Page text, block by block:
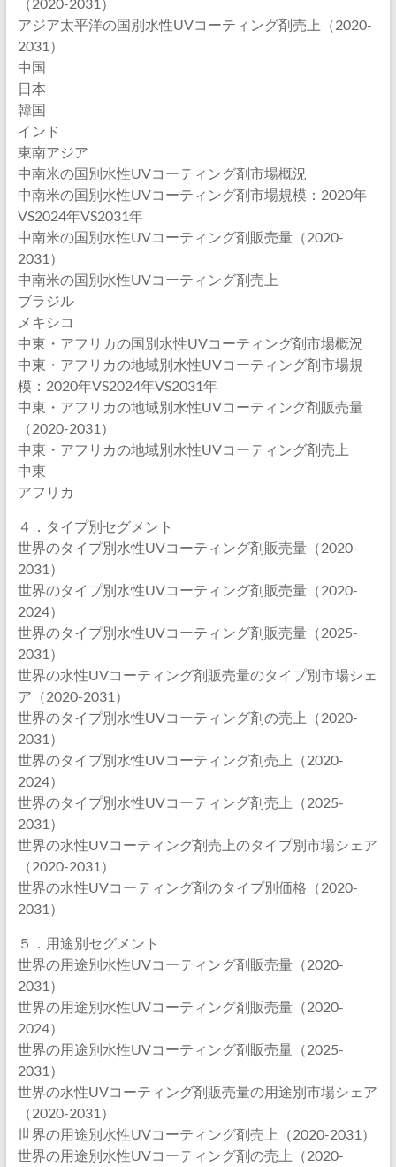
アジア太平洋の国別水性UVコーティング剤売上（2020-
2031）
中国
日本
韓国
インド
東南アジア
中南米の国別水性UVコーティング剤市場概況
中南米の国別水性UVコーティング剤市場規模：2020年
VS2024年VS2031年
中南米の国別水性UVコーティング剤販売量（2020-
2031）
中南米の国別水性UVコーティング剤売上
ブラジル
メキシコ
中東・アフリカの国別水性UVコーティング剤市場概況
中東・アフリカの地域別水性UVコーティング剤市場規
模：2020年VS2024年VS2031年
中東・アフリカの地域別水性UVコーティング剤販売量
（2020-2031）
中東・アフリカの地域別水性UVコーティング剤売上
中東
アフリカ
４．タイプ別セグメント
世界のタイプ別水性UVコーティング剤販売量（2020-
2031）
世界のタイプ別水性UVコーティング剤販売量（2020-
2024）
世界のタイプ別水性UVコーティング剤販売量（2025-
2031）
世界の水性UVコーティング剤販売量のタイプ別市場シェ
ア（2020-2031）
世界のタイプ別水性UVコーティング剤の売上（2020-
2031）
世界のタイプ別水性UVコーティング剤売上（2020-
2024）
世界のタイプ別水性UVコーティング剤売上（2025-
2031）
世界の水性UVコーティング剤売上のタイプ別市場シェア
（2020-2031）
世界の水性UVコーティング剤のタイプ別価格（2020-
2031）
５．用途別セグメント
世界の用途別水性UVコーティング剤販売量（2020-
2031）
世界の用途別水性UVコーティング剤販売量（2020-
2024）
世界の用途別水性UVコーティング剤販売量（2025-
2031）
世界の水性UVコーティング剤販売量の用途別市場シェア
（2020-2031）
世界の用途別水性UVコーティング剤売上（2020-2031）
世界の用途別水性UVコーティング剤の売上（2020-